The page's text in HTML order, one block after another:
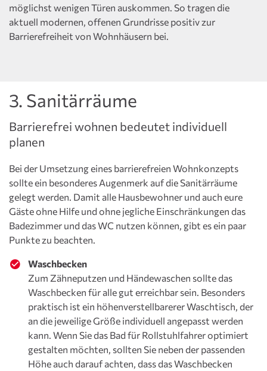
möglichst wenigen Türen auskommen. So tragen die
aktuell modernen, offenen Grundrisse positiv zur
Barrierefreiheit von Wohnhäusern bei.
Barrierefrei wohnen bedeutet individuell
planen
3. Sanitärräume
Bei der Umsetzung eines barrierefreien Wohnkonzepts
sollte ein besonderes Augenmerk auf die Sanitärräume
gelegt werden. Damit alle Hausbewohner und auch eure
Gäste ohne Hilfe und ohne jegliche Einschränkungen das
Badezimmer und das WC nutzen können, gibt es ein paar
Punkte zu beachten.
Waschbecken
Zum Zähneputzen und Händewaschen sollte das
Waschbecken für alle gut erreichbar sein. Besonders
praktisch ist ein höhenverstellbarerer Waschtisch, der
an die jeweilige Größe individuell angepasst werden
kann. Wenn Sie das Bad für Rollstuhlfahrer optimiert
gestalten möchten, sollten Sie neben der passenden
Höhe auch darauf achten, dass das Waschbecken